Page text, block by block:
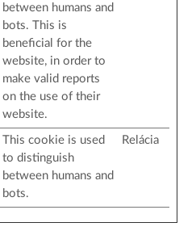
between humans and
bots. This is
beneficial for the
website, in order to
make valid reports
on the use of their
website.
This cookie is used
to distinguish
between humans and
bots.
Relácia